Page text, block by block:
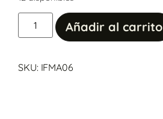
Añadir al carrito
SKU: IFMA06